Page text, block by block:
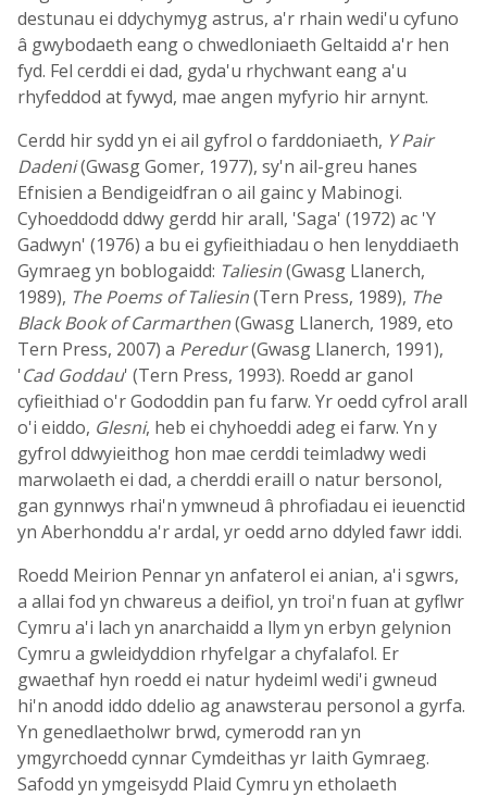
destunau ei ddychymyg astrus, a'r rhain wedi'u cyfuno
â gwybodaeth eang o chwedloniaeth Geltaidd a'r hen
fyd. Fel cerddi ei dad, gyda'u rhychwant eang a'u
rhyfeddod at fywyd, mae angen myfyrio hir arnynt.
Cerdd hir sydd yn ei ail gyfrol o farddoniaeth, Y Pair
Dadeni(Gwasg Gomer, 1977), sy'n ail-greu hanes
Efnisien a Bendigeidfran o ail gainc y Mabinogi.
Cyhoeddodd ddwy gerdd hir arall, 'Saga' (1972) ac 'Y
Gadwyn' (1976) a bu ei gyfieithiadau o hen lenyddiaeth
Gymraeg yn boblogaidd: Taliesin(Gwasg Llanerch,
1989), The Poems of Taliesin(Tern Press, 1989), The
Black Book of Carmarthen(Gwasg Llanerch, 1989, eto
Tern Press, 2007) a Peredur(Gwasg Llanerch, 1991),
'Cad Goddau' (Tern Press, 1993). Roedd ar ganol
cyfieithiad o'r Gododdin pan fu farw. Yr oedd cyfrol arall
o'i eiddo, Glesni, heb ei chyhoeddi adeg ei farw. Yn y
gyfrol ddwyieithog hon mae cerddi teimladwy wedi
marwolaeth ei dad, a cherddi eraill o natur bersonol,
gan gynnwys rhai'n ymwneud â phrofiadau ei ieuenctid
yn Aberhonddu a'r ardal, yr oedd arno ddyled fawr iddi.
Roedd Meirion Pennar yn anfaterol ei anian, a'i sgwrs,
a allai fod yn chwareus a deifiol, yn troi'n fuan at gyflwr
Cymru a'i lach yn anarchaidd a llym yn erbyn gelynion
Cymru a gwleidyddion rhyfelgar a chyfalafol. Er
gwaethaf hyn roedd ei natur hydeiml wedi'i gwneud
hi'n anodd iddo ddelio ag anawsterau personol a gyrfa.
Yn genedlaetholwr brwd, cymerodd ran yn
ymgyrchoedd cynnar Cymdeithas yr Iaith Gymraeg.
Safodd yn ymgeisydd Plaid Cymru yn etholaeth